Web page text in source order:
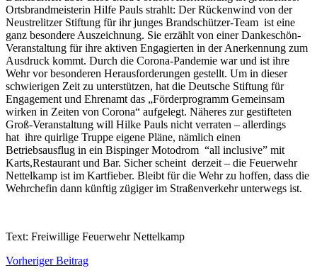
Ortsbrandmeisterin Hilfe Pauls strahlt: Der Rückenwind von der
Neustrelitzer Stiftung für ihr junges Brandschützer-Team ist eine
ganz besondere Auszeichnung. Sie erzählt von einer Dankeschön-
Veranstaltung für ihre aktiven Engagierten in der Anerkennung zum
Ausdruck kommt. Durch die Corona-Pandemie war und ist ihre
Wehr vor besonderen Herausforderungen gestellt. Um in dieser
schwierigen Zeit zu unterstützen, hat die Deutsche Stiftung für
Engagement und Ehrenamt das „Förderprogramm Gemeinsam
wirken in Zeiten von Corona“ aufgelegt. Näheres zur gestifteten
Groß-Veranstaltung will Hilke Pauls nicht verraten – allerdings
hat ihre quirlige Truppe eigene Pläne, nämlich einen
Betriebsausflug in ein Bispinger Motodrom “all inclusive” mit
Karts,Restaurant und Bar. Sicher scheint derzeit – die Feuerwehr
Nettelkamp ist im Kartfieber. Bleibt für die Wehr zu hoffen, dass die
Wehrchefin dann künftig zügiger im Straßenverkehr unterwegs ist.
Text: Freiwillige Feuerwehr Nettelkamp
Beitragsnavigation
Vorheriger Beitrag